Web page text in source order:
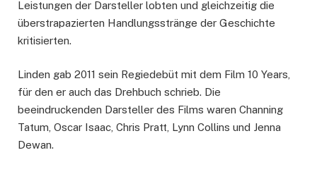
Leistungen der Darsteller lobten und gleichzeitig die
überstrapazierten Handlungsstränge der Geschichte
kritisierten.
Linden gab 2011 sein Regiedebüt mit dem Film 10 Years,
für den er auch das Drehbuch schrieb. Die
beeindruckenden Darsteller des Films waren Channing
Tatum, Oscar Isaac, Chris Pratt, Lynn Collins und Jenna
Dewan.